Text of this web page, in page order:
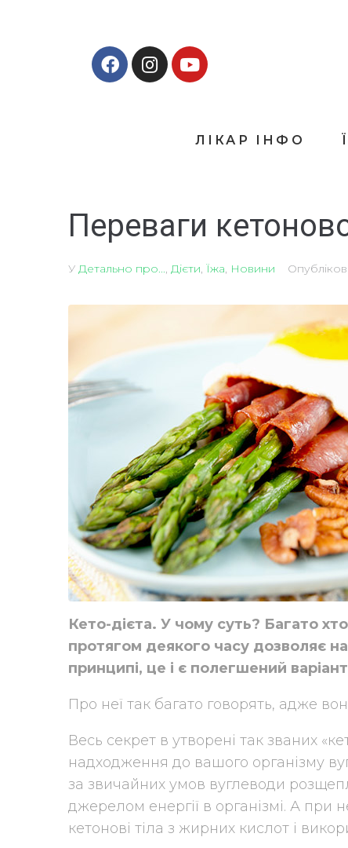
ЛІКАР ІНФО
Переваги
У Детально про..., Дієти, Їжа, Новини
Кето-дієта. У чому суть? Багато
протягом деякого часу дозволяє
принципі, це і є полегшений
Про неї так багато говорять, адже
Весь секрет в утворені так званих
надходження до вашого організму
за звичайних умов вуглеводи
джерелом енергії в організмі. А при
кетонові тіла з жирних кислот і